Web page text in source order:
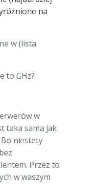
na
w (lista
to GHz?
w
taka sama jak
niestety
Przez to
w waszym